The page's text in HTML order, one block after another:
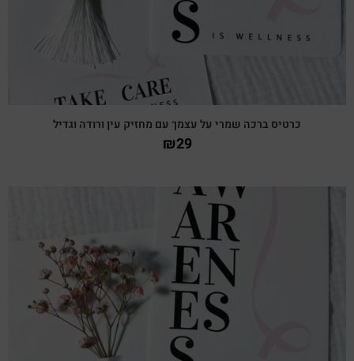
כרטיס ברכה שמרי על עצמך עם מחזיק עין ורודה וגדיל
₪29
צפייה מהירה